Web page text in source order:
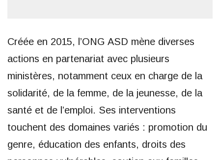
Créée en 2015, l’ONG ASD mène diverses
actions en partenariat avec plusieurs
ministères, notamment ceux en charge de la
solidarité, de la femme, de la jeunesse, de la
santé et de l’emploi. Ses interventions
touchent des domaines variés : promotion du
genre, éducation des enfants, droits des